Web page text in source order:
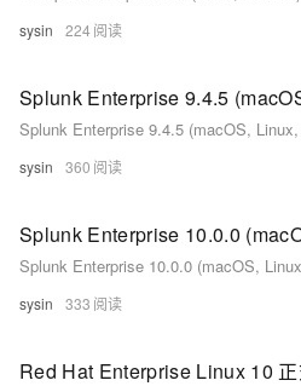
sysin 224
sysin 360
sysin 333